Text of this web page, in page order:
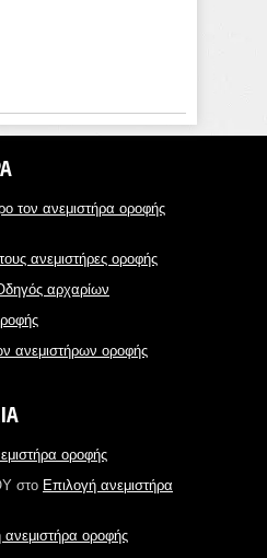
τον ανεμιστήρα οροφής
ανεμιστήρες οροφής
αρχαρίων
ανεμιστήρων οροφής
οροφής
στο Επιλογή ανεμιστήρα
ανεμιστήρα οροφής